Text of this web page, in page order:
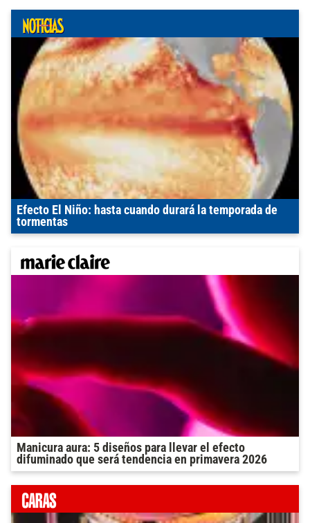
Efecto El Niño: hasta cuando durará la temporada de
tormentas
Manicura aura: 5 diseños para llevar el efecto
difuminado que será tendencia en primavera 2026